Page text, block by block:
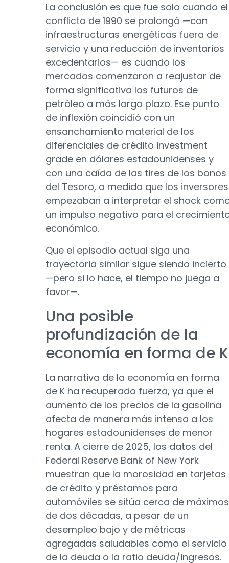
La conclusión es que fue solo cuando el
conflicto de 1990 se prolongó —con
infraestructuras energéticas fuera de
servicio y una reducción de inventarios
excedentarios— es cuando los
mercados comenzaron a reajustar de
forma significativa los futuros de
petróleo a más largo plazo. Ese punto
de inflexión coincidió con un
ensanchamiento material de los
diferenciales de crédito investment
grade en dólares estadounidenses y
con una caída de las tires de los bonos
del Tesoro, a medida que los inversores
empezaban a interpretar el shock
un impulso negativo para el
económico.
Que el episodio actual siga una
trayectoria similar sigue siendo incierto
—pero si lo hace, el tiempo no juega a
favor—.
Una posible
profundización de la
economía en forma de K
La narrativa de la economía en forma
de K ha recuperado fuerza, ya que el
aumento de los precios de la gasolina
afecta de manera más intensa a los
hogares estadounidenses de menor
renta. A cierre de 2025, los datos del
Federal Reserve Bank of New York
muestran que la morosidad en tarjetas
de crédito y préstamos para
automóviles se sitúa cerca de máximos
de dos décadas, a pesar de un
desempleo bajo y de métricas
agregadas saludables como el servicio
de la deuda o la ratio deuda/ingresos.